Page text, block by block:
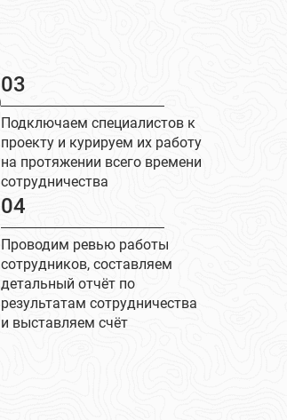
03
Подключаем специалистов к
проекту и курируем их работу
на протяжении всего времени
сотрудничества
04
Проводим ревью работы
сотрудников, составляем
детальный отчёт по
результатам сотрудничества
и выставляем счёт